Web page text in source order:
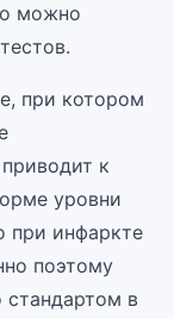
можно
при котором
к
уровни
при инфаркте
поэтому
стандартом в